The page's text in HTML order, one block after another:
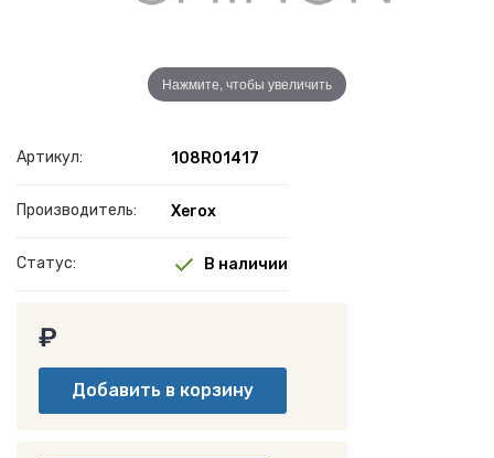
Нажмите, чтобы увеличить
Артикул: 108R01417
Производитель: Xerox
Статус: В наличии
₽